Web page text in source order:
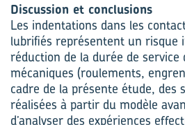
Discussion et conclusions
Les indentations dans les
lubrifiés représentent un risque
réduction de la durée de service
mécaniques (roulements,
cadre de la présente étude, des
réalisées à partir du modèle
d’analyser des expériences